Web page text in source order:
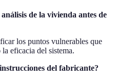
de la vivienda antes de
los puntos vulnerables que
eficacia del sistema.
del fabricante?